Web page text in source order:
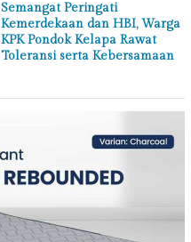
Semangat Peringati
Kemerdekaan dan HBI, Warga
KPK Pondok Kelapa Rawat
Toleransi serta Kebersamaan